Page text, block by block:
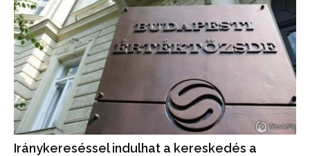
Iránykereséssel indulhat a kereskedés a